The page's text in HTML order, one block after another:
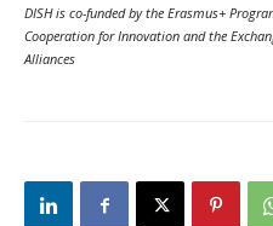
DISH is co-funded by the Erasmus+
Cooperation for Innovation and the
Alliances